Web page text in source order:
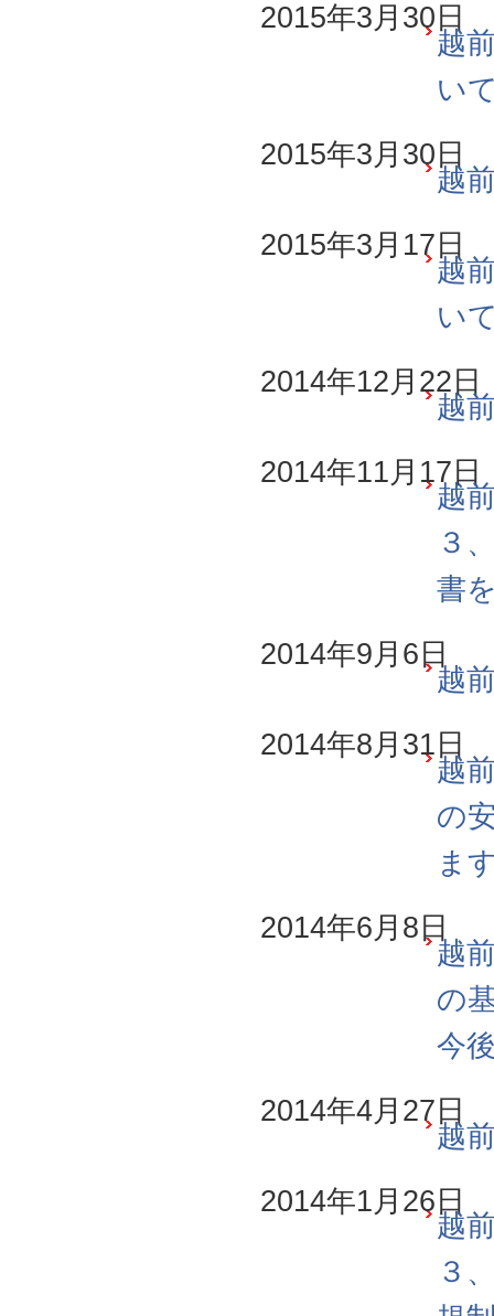
2015年3月30日
越
い
2015年3月30日
越
2015年3月17日
越
い
2014年12月22日
越
2014年11月17日
越
３
書
2014年9月6日
越
2014年8月31日
越
の
ま
2014年6月8日
越
の
今
2014年4月27日
越
2014年1月26日
越
３